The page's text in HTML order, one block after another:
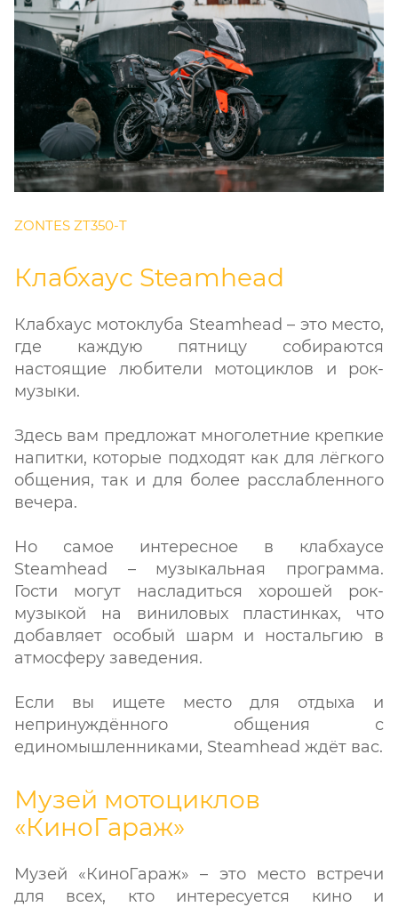
ZONTES ZT350-T
Клабхаус Steamhead
Клабхаус мотоклуба Steamhead – это место,
где каждую пятницу собираются
настоящие любители мотоциклов и рок-
музыки.
Здесь вам предложат многолетние крепкие
напитки, которые подходят как для лёгкого
общения, так и для более расслабленного
вечера.
Но самое интересное в клабхаусе
Steamhead – музыкальная программа.
Гости могут насладиться хорошей рок-
музыкой на виниловых пластинках, что
добавляет особый шарм и ностальгию в
атмосферу заведения.
Если вы ищете место для отдыха и
непринуждённого общения с
единомышленниками, Steamhead ждёт вас.
Музей мотоциклов
«КиноГараж»
Музей «КиноГараж» – это место встречи
для всех, кто интересуется кино и